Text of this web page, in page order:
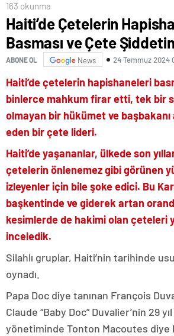
163 okunma
Haiti’de Çetelerin
Basması ve Çete
ABONE OL News 24 Temmuz 2024
Haiti’de çetelerin hapishaneleri
binlerce mahkum firar etti, tek bir
olmayan bir hükümet ve
eden bir çete lideri.
Haiti’de yaşananlar, ülkede son
çetelerin önlenemez gibi görünen
izleyenler için bile şoke edici. Bu
başkentinde ve giderek artan
kesimlerde de hakimi olan çeteleri
inceledik.
Silahlı gruplar, Haiti’nin tarihinde
oynadı.
Papa Doc diye tanınan François
Claude “Baby Doc” Duvalier’nin 29
yönetiminde Tonton Macoutes diye